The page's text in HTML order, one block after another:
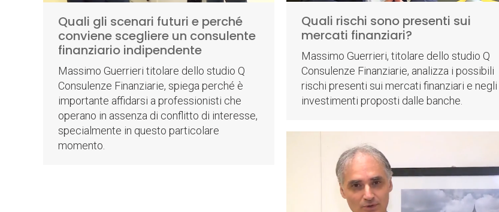
Quali gli scenari futuri e perché
conviene scegliere un consulente
finanziario indipendente
Massimo Guerrieri titolare dello studio Q
Consulenze Finanziarie, spiega perché è
importante affidarsi a professionisti che
operano in assenza di conflitto di interesse,
specialmente in questo particolare
momento.
Quali rischi sono presenti sui
mercati finanziari?
Massimo Guerrieri, titolare dello studio Q
Consulenze Finanziarie, analizza i possibili
rischi presenti sui mercati finanziari e negli
investimenti proposti dalle banche.